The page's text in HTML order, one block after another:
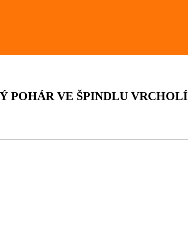
POHÁR VE ŠPINDLU VRCHOLÍ